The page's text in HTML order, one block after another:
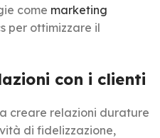
come marketing
per ottimizzare il
con i clienti
creare relazioni durature
di fidelizzazione,